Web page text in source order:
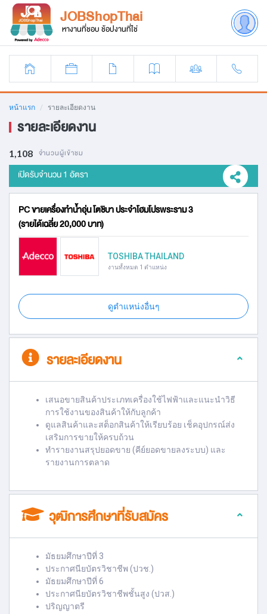
JOBShopThai
หางานที่ชอบ ช้อปงานที่ใช่
หน้าแรก รายละเอียดงาน
รายละเอียดงาน
1,108 จำนวนผู้เข้าชม
เปิดรับจำนวน 1 อัตรา
PC ขายเครื่องทำน้ำอุ่น โตชิบา ประจำโฮมโปรพระราม 3
(รายได้เฉลี่ย 20,000 บาท)
TOSHIBA THAILAND
งานทั้งหมด 1 ตำแหน่ง
ดูตำแหน่งอื่นๆ
รายละเอียดงาน
เสนอขายสินค้าประเภทเครื่องใช้ไฟฟ้าและแนะนำวิธี
การใช้งานของสินค้าให้กับลูกค้า
ดูแลสินค้าและสต็อกสินค้าให้เรียบร้อย เช็คอุปกรณ์ส่ง
เสริมการขายให้ครบถ้วน
ทำรายงานสรุปยอดขาย (คีย์ยอดขายลงระบบ) และ
รายงานการตลาด
วุฒิการศึกษาที่รับสมัคร
มัธยมศึกษาปีที่ 3
ประกาศนียบัตรวิชาชีพ (ปวช.)
มัธยมศึกษาปีที่ 6
ประกาศนียบัตรวิชาชีพชั้นสูง (ปวส.)
ปริญญาตรี